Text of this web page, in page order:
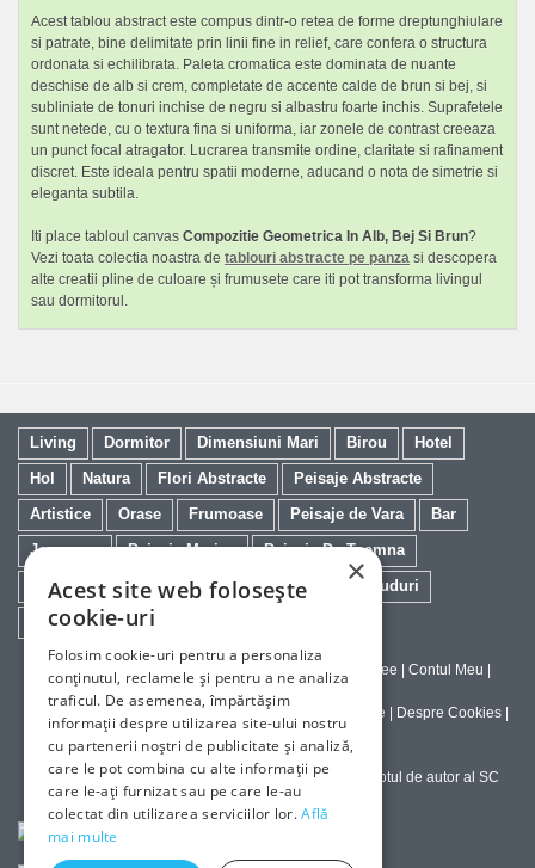
Acest tablou abstract este compus dintr-o retea de forme dreptunghiulare
si patrate, bine delimitate prin linii fine in relief, care confera o structura
ordonata si echilibrata. Paleta cromatica este dominata de nuante
deschise de alb si crem, completate de accente calde de brun si bej, si
subliniate de tonuri inchise de negru si albastru foarte inchis. Suprafetele
sunt netede, cu o textura fina si uniforma, iar zonele de contrast creeaza
un punct focal atragator. Lucrarea transmite ordine, claritate si rafinament
discret. Este ideala pentru spatii moderne, aducand o nota de simetrie si
eleganta subtila.
Iti place tabloul canvas Compozitie Geometrica In Alb, Bej Si Brun?
Vezi toata colectia noastra de tablouri abstracte pe panza si descopera
alte creatii pline de culoare și frumusete care iti pot transforma livingul
sau dormitorul.
Living Dormitor Dimensiuni Mari Birou
Hotel
Hol
Natura Flori Abstracte
Peisaje Abstracte
Artistice
Orase Frumoase Peisaje de Vara
Bar
Japoneze
Peisaje Marine
Peisaje De Toamna
Minimaliste
Salon Cai Feng Shui
Nuduri
Trandafiri
Vintage
Contact Despre galeriaq Calitatea Tablourilor Giclee Contul Meu
Tablouri la Comanda
| Politica de Confidentialitate Despre Cookies
Copyright © 2023-2026 - Textele şi imaginile sub dreptul de autor al SC
ArtInvest SRL
×
Acest site web folosește
cookie-uri
Folosim cookie-uri pentru a personaliza
conținutul, reclamele și pentru a ne analiza
traficul. De asemenea, împărtășim
informații despre utilizarea site-ului nostru
cu partenerii noștri de publicitate și analiză,
care le pot combina cu alte informații pe
care le-ați furnizat sau pe care le-au
colectat din utilizarea serviciilor lor.Află
mai multe